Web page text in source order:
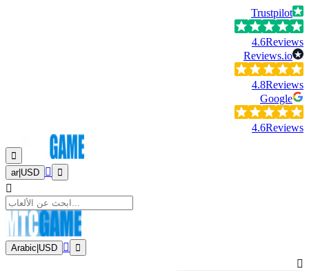
Trustpilot
4.6Reviews
Reviews.io
4.8Reviews
Google
4.6Reviews
ar| USD
Arabic USD